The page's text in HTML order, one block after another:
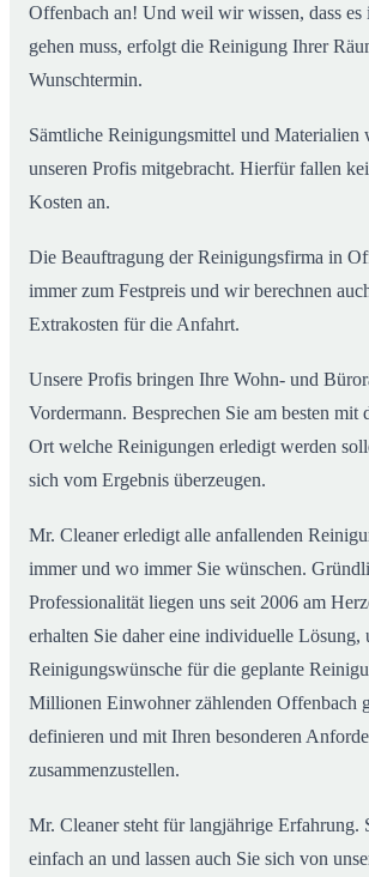
Offenbach an! Und weil wir wissen, dass es
gehen muss, erfolgt die Reinigung Ihrer
Wunschtermin.
Sämtliche Reinigungsmittel und Materialien
unseren Profis mitgebracht. Hierfür fallen
Kosten an.
Die Beauftragung der Reinigungsfirma in
immer zum Festpreis und wir berechnen
Extrakosten für die Anfahrt.
Unsere Profis bringen Ihre Wohn- und
Vordermann. Besprechen Sie am besten mit
Ort welche Reinigungen erledigt werden
sich vom Ergebnis überzeugen.
Mr. Cleaner erledigt alle anfallenden
immer und wo immer Sie wünschen.
Professionalität liegen uns seit 2006 am
erhalten Sie daher eine individuelle Lösung,
Reinigungswünsche für die geplante
Millionen Einwohner zählenden Offenbach
definieren und mit Ihren besonderen
zusammenzustellen.
Mr. Cleaner steht für langjährige Erfahrung.
einfach an und lassen auch Sie sich von